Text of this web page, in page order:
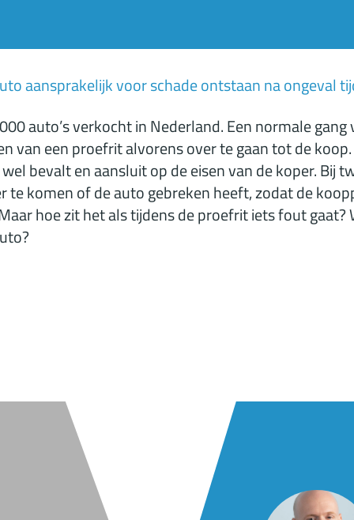
aansprakelijk voor schade ontstaan na ongeval
auto’s verkocht in Nederland. Een normale
van een proefrit alvorens over te gaan tot de
bevalt en aansluit op de eisen van de koper. Bij
te komen of de auto gebreken heeft, zodat de
hoe zit het als tijdens de proefrit iets fout gaat?